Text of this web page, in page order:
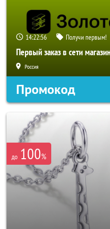
14:22:54 Получи первым!
Первый заказ в сети
Россия
Промокод
до 100%